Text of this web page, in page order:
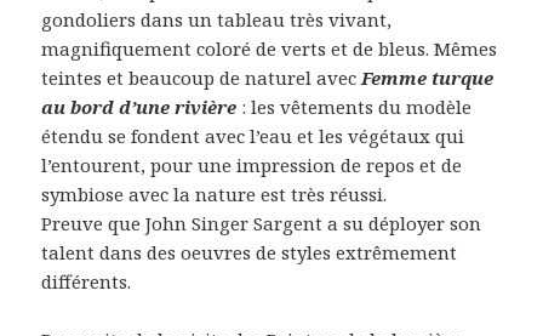
gondoliers dans un tableau très vivant,
magnifiquement coloré de verts et de bleus. Mêmes
teintes et beaucoup de naturel avecFemme turque
au bord d’une rivière : les vêtements du modèle
étendu se fondent avec l’eau et les végétaux qui
l’entourent, pour une impression de repos et de
symbiose avec la nature est très réussi.
Preuve que John Singer Sargent a su déployer son
talent dans des oeuvres de styles extrêmement
différents.